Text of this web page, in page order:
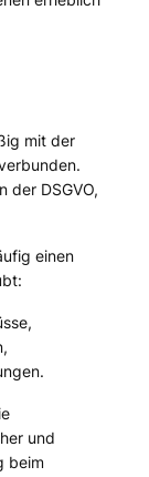
mit der
der DSGVO,
einen
und
beim